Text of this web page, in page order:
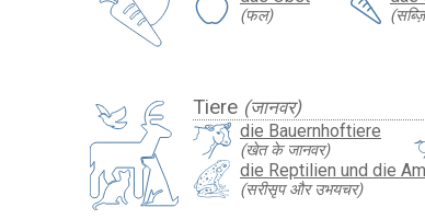
(फल)
Tiere (जानवर)
die Bauernhoftiere
(खेत के जानवर)
die Reptilien und die
(सरीसृप और उभयचर)